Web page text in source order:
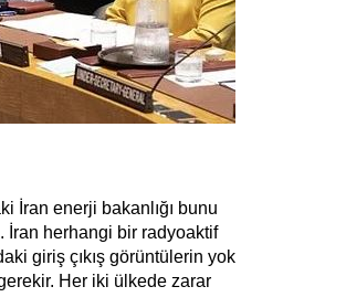
İran enerji bakanlığı bunu
İran herhangi bir radyoaktif
giriş çıkış görüntülerin yok
Her iki ülkede zarar